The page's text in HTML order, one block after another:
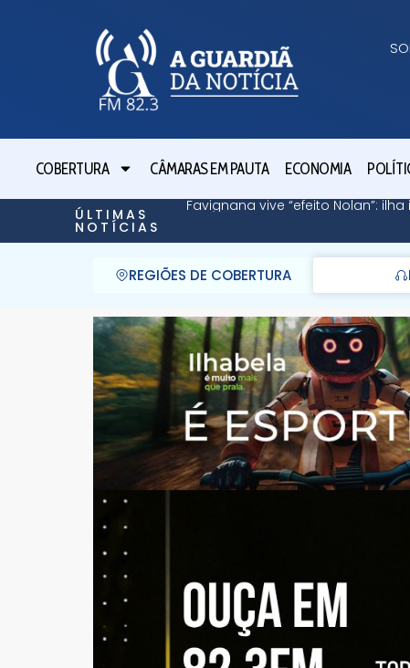
COBERTURA CÂMARAS EM PAUTA ECONOMIA
ÚLTIMAS
NOTÍCIAS
Favignana vive “efeito Nolan”:
REGIÕES DE COBERTURA